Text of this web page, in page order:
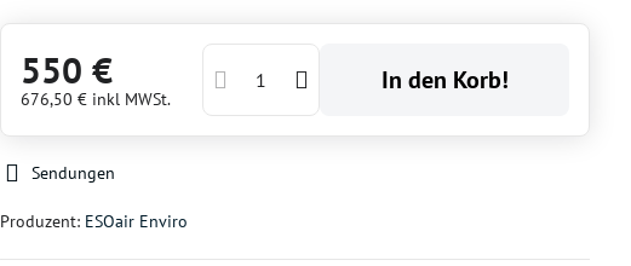
550 €
676,50 € inkl MWSt.
In den Korb!
Sendungen
Produzent: ESOair Enviro